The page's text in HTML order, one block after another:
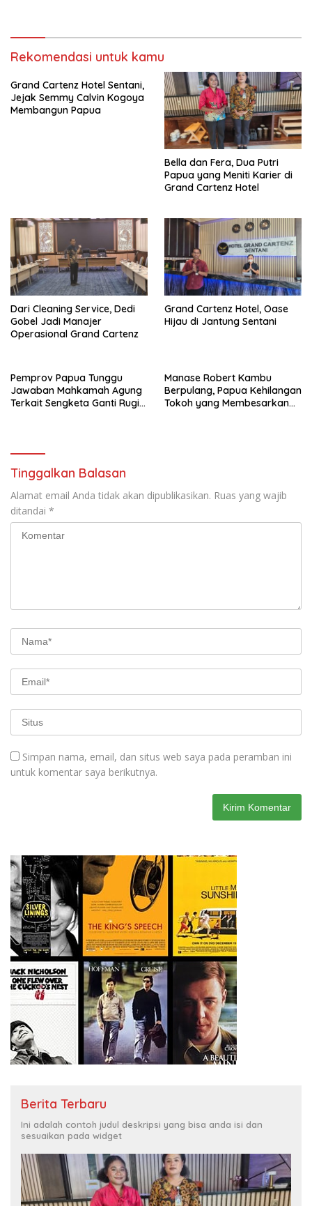
Rekomendasi untuk kamu
Grand Cartenz Hotel Sentani,
Jejak Semmy Calvin Kogoya
Membangun Papua
Bella dan Fera, Dua Putri
Papua yang Meniti Karier di
Grand Cartenz Hotel
Dari Cleaning Service, Dedi
Gobel Jadi Manajer
Operasional Grand Cartenz
Grand Cartenz Hotel, Oase
Hijau di Jantung Sentani
Pemprov Papua Tunggu
Jawaban Mahkamah Agung
Terkait Sengketa Ganti Rugi
Manase Robert Kambu
Berpulang, Papua Kehilangan
Tokoh yang Membesarkan
Tinggalkan Balasan
Alamat email Anda tidak akan dipublikasikan. Ruas yang wajib
ditandai *
Simpan nama, email, dan situs web saya pada peramban ini
untuk komentar saya berikutnya.
Berita Terbaru
Ini adalah contoh judul deskripsi yang bisa anda isi dan
sesuaikan pada widget